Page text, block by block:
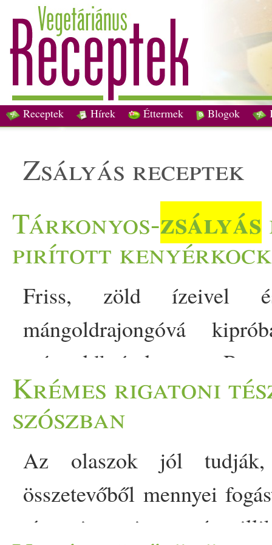
Receptek Hírek Éttermek Blogok
zsályás receptek
Tárkonyos-zsályás
pirított
Friss, zöld ízeivel
mángoldrajongóvá
mángoldkrémleves.
kenyérkockák helyett
ráadásképp gluténmentes
egy sokak számára
ám azzal ellentétben
fogyasztjuk. Júniustól
Krémes rigatoni
szószban
Az olaszok jól tudják,
összetevőből mennyei
tészta is, ami ugyanúgy